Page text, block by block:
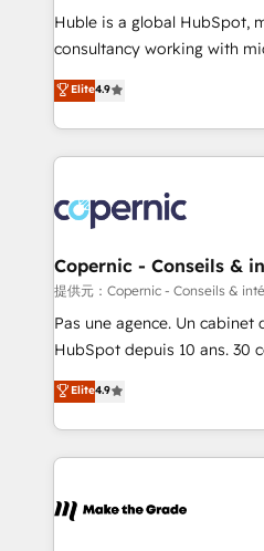
Get your sales team fully
pipeline and revenue
growth • Create content
buyers • Use AI to scale smarter Our
lasts. So if you're ready to become the most trusted
voice in your market, let’s
Huble is a global HubSpot,
consultancy working with
businesses. We go beyond implementation, shaping
the strategy, processes, and
HubSpot into a genuine growth
HubSpot's Global Partner
worldwide, and with over 15
Huble has built a track
One company, one
across offices and
Canada, Germany, France,
South Africa. Certified compliant with ISO/IEC
international offices and
Elite4.9
Copernic - Conseils &
提供元：Copernic - Conseils &
Pas une agence. Un cabinet
HubSpot depuis 10 ans. 30
clients, un ROI mesurable.
HubSpot un vrai levier de
organisation. Cela passe
vos processus, la
la plateforme. Nos domaines d'intervention : -
Elite4.9